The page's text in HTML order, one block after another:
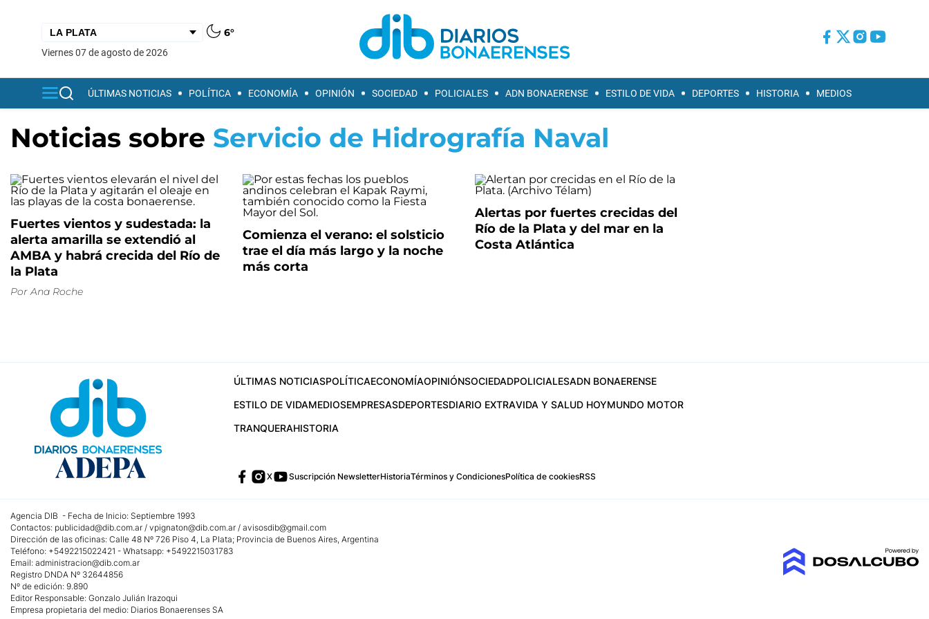
6°
viernes 07 de agosto de 2026
ÚLTIMAS NOTICIAS POLÍTICA ECONOMÍA OPINIÓN SOCIEDAD POLICIALES ADN BONAERENSE ESTILO DE VIDA DEPORTES HISTORIA MEDIOS
Noticias sobre Servicio de Hidrografía Naval
Fuertes vientos y sudestada: la
alerta amarilla se extendió al
AMBA y habrá crecida del Río de
la Plata
Por Ana Roche
Comienza el verano: el solsticio
trae el día más largo y la noche
más corta
Alertas por fuertes crecidas del
Río de la Plata y del mar en la
Costa Atlántica
ÚLTIMAS NOTICIASPOLÍTICAECONOMÍAOPINIÓNSOCIEDADPOLICIALESADN BONAERENSE
ESTILO DE VIDAMEDIOSEMPRESASDEPORTESDIARIO EXTRAVIDA Y SALUD HOYMUNDO MOTOR
TRANQUERAHISTORIA
X Suscripción NewsletterHistoriaTérminos y CondicionesPolítica de cookiesRSS
Agencia DIB - Fecha de Inicio: Septiembre 1993
Contactos: publicidad@dib.com.ar / vpignaton@dib.com.ar / avisosdib@gmail.com
Dirección de las oficinas: Calle 48 Nº 726 Piso 4, La Plata; Provincia de Buenos Aires, Argentina
Teléfono: +5492215022421 - Whatsapp: +5492215031783
Email: administracion@dib.com.ar
Registro DNDA Nº 32644856
Nº de edición: 9.890
Editor Responsable: Gonzalo Julián Irazoqui
Empresa propietaria del medio: Diarios Bonaerenses SA